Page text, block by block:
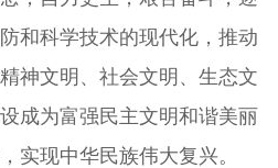
和科学技术的现代化，推动
神文明、社会文明、生态文
成为富强民主文明和谐美丽
实现中华民族伟大复兴。